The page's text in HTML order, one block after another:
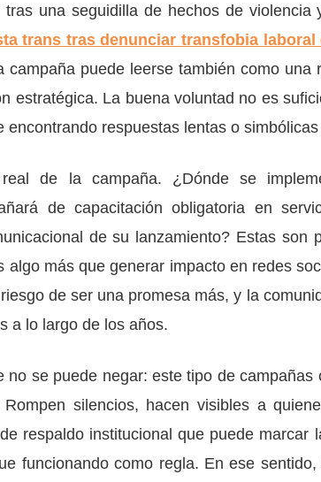
una seguidilla de hechos de violencia
trans tras denunciar transfobia laboral
campaña puede leerse también como una
estratégica. La buena voluntad no es
respuestas lentas o
de la campaña. ¿Dónde se
de capacitación obligatoria en
de su lanzamiento? Estas son
más que generar impacto en redes
de ser una promesa más, y la
a lo largo de los años.
se puede negar: este tipo de campañas
silencios, hacen visibles a
respaldo institucional que puede marcar
funcionando como regla. En ese